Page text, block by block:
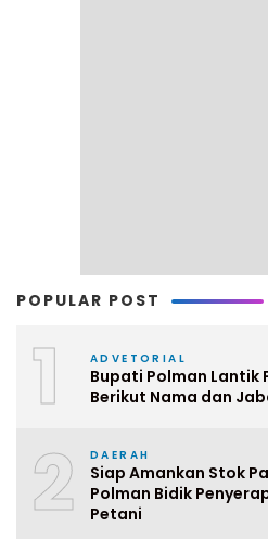
POPULAR POST
1 ADVETORIAL
Bupati Polman Lantik
Berikut Nama dan
2 DAERAH
Siap Amankan Stok
Polman Bidik
Petani